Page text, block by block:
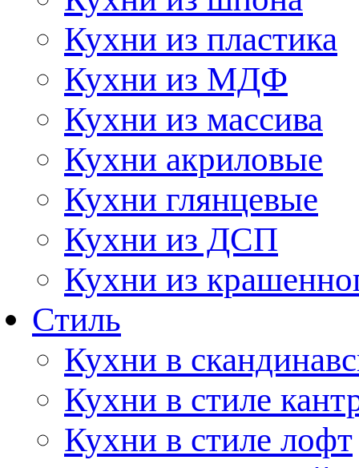
Кухни из пластика
Кухни из МДФ
Кухни из массива
Кухни акриловые
Кухни глянцевые
Кухни из ДСП
Кухни из
Стиль
Кухни в
Кухни в стиле
Кухни в стиле лофт